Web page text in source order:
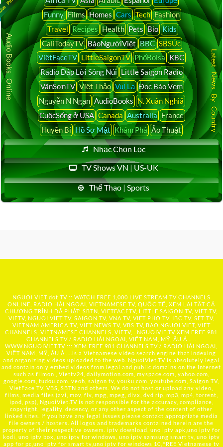
Funny Films Homes Cars Tech Fashion
Travel Recipes Health Pets Bio Kids
CaliTodayTV BáoNgườiViệt BBC SBSÚc
ViệtFaceTV LittleSaigonTV PhốBolsa KBC
Radio Đáp Lời Sông Núi Little Saigon Radio
VânSơnTV Việt Thảo Vui Lạ Đọc Báo Vẹm
Nguyễn N Ngạn AudioBooks N. Xuân Nghiã
CuộcSống ở USA Canada Australia France
Huyền Bí Hồ Sơ Mật Khám Phá Ảo Thuật
Nhạc Chọn Lọc
TV Shows VN | US-UK
Thể Thao | Sports
Audio Books Online Latest News By Country
NGUOI VIET dot TV :: WATCH FREE 1,000 LIVE STREAM TV CHANNELS
ONLINE, RADIO HẢI NGOẠI, VIETNAMESE TV, QUỐC TẾ, XEM LẠI TẤT CẢ
CHƯƠNG TRÌNH ĐÃ PHÁT: SBTN, VIETFACETV, LITTLE SAIGON TV, VIET TV,
VIETV, NGUOI VIET TV, SAIGON TV, VNA TV, VIET PHO TV, IBC TV, SET TV,
VIETNAM AMERICA TV, VIET NEWS TV, VBS TV, BAO NGUOI VIET, VIET
CHANNELS, VIETNAMESE CHANNELS, VIETV,... NGUOIVIE.TV XEM FREE 981
CHANNELS TV / RADIO HẢI NGOẠI, VIỆT NAM, MỸ, ÂU Á …..
WWW.NGUOIVIET.TV ::: XEM FREE 981 CHANNELS TV / RADIO HẢI NGOẠI,
VIỆT NAM, MỸ, ÂU Á ….is a Vietnamese video search engine that indexing
and organizing videos uploaded to the web. NguoiViet.TV is absolutely legal
and contain only embed videos from legal and public domains on the Internet
such as filmon , Viettv24, dailymotion.com, myspace.com, yahoo.com,
google.com, tudou.com, veoh, saigon tv, youku.com, youtube.com, Saigon TV,
VietFace TV, VBS, SBTN and others. We do not host or upload any video,
films, media files (avi, mov, flv, mpg, mpeg, divx, dvd rip, mp3, mp4, torrent,
ipod, psp), NguoiViet.TV is not responsible for the accuracy, compliance,
copyright, legality, decency, or any other aspect of the content of other
linked sites. If you have any legal issues please contact appropriate media
file owners / hosters. All logos and trademarks contained herein are the
property of their respective owners. iptv download, uno iptv apk,uno iptv for
kodi, uno iptv box, uno iptv for windows, uno iptv samsung smart tv, uno iptv
app for pc,uno iptv for smart tv,uno iptv for windows 10,FREE Vietnamese tv